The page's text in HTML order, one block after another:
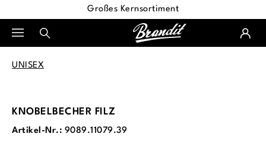
Großes Kernsortiment
UNISEX
KNOBELBECHER FILZ
Artikel-Nr.: 9089.11079.39